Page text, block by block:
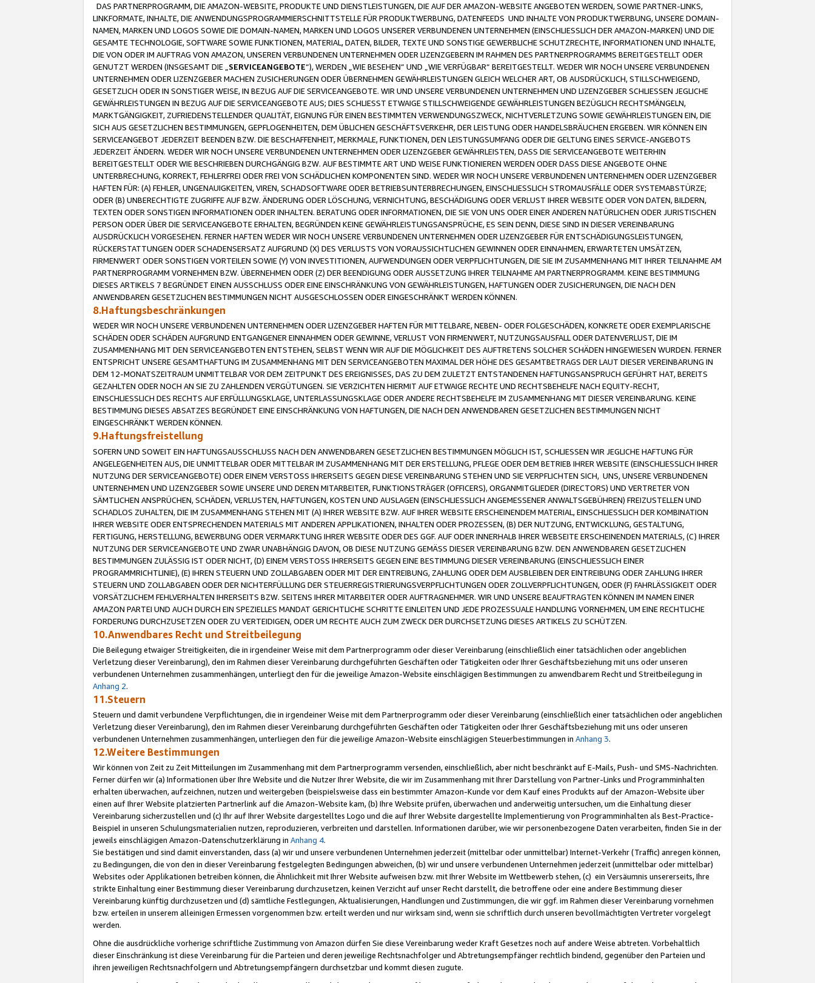
DAS PARTNERPROGRAMM, DIE AMAZON-WEBSITE, PRODUKTE UND DIENSTLEISTUNGEN, DIE AUF DER AMAZON-WEBSITE ANGEBOTEN WERDEN, SOWIE PARTNER-LINKS,
LINKFORMATE, INHALTE, DIE ANWENDUNGSPROGRAMMIERSCHNITTSTELLE FÜR PRODUKTWERBUNG, DATENFEEDS UND INHALTE VON PRODUKTWERBUNG, UNSERE DOMAIN-
NAMEN, MARKEN UND LOGOS SOWIE DIE DOMAIN-NAMEN, MARKEN UND LOGOS UNSERER VERBUNDENEN UNTERNEHMEN (EINSCHLIESSLICH DER AMAZON-MARKEN) UND DIE
GESAMTE TECHNOLOGIE, SOFTWARE SOWIE FUNKTIONEN, MATERIAL, DATEN, BILDER, TEXTE UND SONSTIGE GEWERBLICHE SCHUTZRECHTE, INFORMATIONEN UND INHALTE,
DIE VON ODER IM AUFTRAG VON AMAZON, UNSEREN VERBUNDENEN UNTERNEHMEN ODER LIZENZGEBERN IM RAHMEN DES PARTNERPROGRAMMS BEREITGESTELLT ODER
GENUTZT WERDEN (INSGESAMT DIE „ SERVICEANGEBOTE“), WERDEN „WIE BESEHEN“ UND „WIE VERFÜGBAR“ BEREITGESTELLT. WEDER WIR NOCH UNSERE VERBUNDENEN
UNTERNEHMEN ODER LIZENZGEBER MACHEN ZUSICHERUNGEN ODER ÜBERNEHMEN GEWÄHRLEISTUNGEN GLEICH WELCHER ART, OB AUSDRÜCKLICH, STILLSCHWEIGEND,
GESETZLICH ODER IN SONSTIGER WEISE, IN BEZUG AUF DIE SERVICEANGEBOTE. WIR UND UNSERE VERBUNDENEN UNTERNEHMEN UND LIZENZGEBER SCHLIESSEN JEGLICHE
GEWÄHRLEISTUNGEN IN BEZUG AUF DIE SERVICEANGEBOTE AUS; DIES SCHLIESST ETWAIGE STILLSCHWEIGENDE GEWÄHRLEISTUNGEN BEZÜGLICH RECHTSMÄNGELN,
MARKTGÄNGIGKEIT, ZUFRIEDENSTELLENDER QUALITÄT, EIGNUNG FÜR EINEN BESTIMMTEN VERWENDUNGSZWECK, NICHTVERLETZUNG SOWIE GEWÄHRLEISTUNGEN EIN, DIE
SICH AUS GESETZLICHEN BESTIMMUNGEN, GEPFLOGENHEITEN, DEM ÜBLICHEN GESCHÄFTSVERKEHR, DER LEISTUNG ODER HANDELSBRÄUCHEN ERGEBEN. WIR KÖNNEN EIN
SERVICEANGEBOT JEDERZEIT BEENDEN BZW. DIE BESCHAFFENHEIT, MERKMALE, FUNKTIONEN, DEN LEISTUNGSUMFANG ODER DIE GELTUNG EINES SERVICE-ANGEBOTS
JEDERZEIT ÄNDERN. WEDER WIR NOCH UNSERE VERBUNDENEN UNTERNEHMEN ODER LIZENZGEBER GEWÄHRLEISTEN, DASS DIE SERVICEANGEBOTE WEITERHIN
BEREITGESTELLT ODER WIE BESCHRIEBEN DURCHGÄNGIG BZW. AUF BESTIMMTE ART UND WEISE FUNKTIONIEREN WERDEN ODER DASS DIESE ANGEBOTE OHNE
UNTERBRECHUNG, KORREKT, FEHLERFREI ODER FREI VON SCHÄDLICHEN KOMPONENTEN SIND. WEDER WIR NOCH UNSERE VERBUNDENEN UNTERNEHMEN ODER LIZENZGEBER
HAFTEN FÜR: (A) FEHLER, UNGENAUIGKEITEN, VIREN, SCHADSOFTWARE ODER BETRIEBSUNTERBRECHUNGEN, EINSCHLIESSLICH STROMAUSFÄLLE ODER SYSTEMABSTÜRZE;
ODER (B) UNBERECHTIGTE ZUGRIFFE AUF BZW. ÄNDERUNG ODER LÖSCHUNG, VERNICHTUNG, BESCHÄDIGUNG ODER VERLUST IHRER WEBSITE ODER VON DATEN, BILDERN,
TEXTEN ODER SONSTIGEN INFORMATIONEN ODER INHALTEN. BERATUNG ODER INFORMATIONEN, DIE SIE VON UNS ODER EINER ANDEREN NATÜRLICHEN ODER JURISTISCHEN
PERSON ODER ÜBER DIE SERVICEANGEBOTE ERHALTEN, BEGRÜNDEN KEINE GEWÄHRLEISTUNGSANSPRÜCHE, ES SEIN DENN, DIESE SIND IN DIESER VEREINBARUNG
AUSDRÜCKLICH VORGESEHEN. FERNER HAFTEN WEDER WIR NOCH UNSERE VERBUNDENEN UNTERNEHMEN ODER LIZENZGEBER FÜR ENTSCHÄDIGUNGSLEISTUNGEN,
RÜCKERSTATTUNGEN ODER SCHADENSERSATZ AUFGRUND (X) DES VERLUSTS VON VORAUSSICHTLICHEN GEWINNEN ODER EINNAHMEN, ERWARTETEN UMSÄTZEN,
FIRMENWERT ODER SONSTIGEN VORTEILEN SOWIE (Y) VON INVESTITIONEN, AUFWENDUNGEN ODER VERPFLICHTUNGEN, DIE SIE IM ZUSAMMENHANG MIT IHRER TEILNAHME AM
PARTNERPROGRAMM VORNEHMEN BZW. ÜBERNEHMEN ODER (Z) DER BEENDIGUNG ODER AUSSETZUNG IHRER TEILNAHME AM PARTNERPROGRAMM. KEINE BESTIMMUNG
DIESES ARTIKELS 7 BEGRÜNDET EINEN AUSSCHLUSS ODER EINE EINSCHRÄNKUNG VON GEWÄHRLEISTUNGEN, HAFTUNGEN ODER ZUSICHERUNGEN, DIE NACH DEN
ANWENDBAREN GESETZLICHEN BESTIMMUNGEN NICHT AUSGESCHLOSSEN ODER EINGESCHRÄNKT WERDEN KÖNNEN.
8.Haftungsbeschränkungen
WEDER WIR NOCH UNSERE VERBUNDENEN UNTERNEHMEN ODER LIZENZGEBER HAFTEN FÜR MITTELBARE, NEBEN- ODER FOLGESCHÄDEN, KONKRETE ODER EXEMPLARISCHE
SCHÄDEN ODER SCHÄDEN AUFGRUND ENTGANGENER EINNAHMEN ODER GEWINNE, VERLUST VON FIRMENWERT, NUTZUNGSAUSFALL ODER DATENVERLUST, DIE IM
ZUSAMMENHANG MIT DEN SERVICEANGEBOTEN ENTSTEHEN, SELBST WENN WIR AUF DIE MÖGLICHKEIT DES AUFTRETENS SOLCHER SCHÄDEN HINGEWIESEN WURDEN. FERNER
ENTSPRICHT UNSERE GESAMTHAFTUNG IM ZUSAMMENHANG MIT DEN SERVICEANGEBOTEN MAXIMAL DER HÖHE DES GESAMTBETRAGS DER LAUT DIESER VEREINBARUNG IN
DEM 12-MONATSZEITRAUM UNMITTELBAR VOR DEM ZEITPUNKT DES EREIGNISSES, DAS ZU DEM ZULETZT ENTSTANDENEN HAFTUNGSANSPRUCH GEFÜHRT HAT, BEREITS
GEZAHLTEN ODER NOCH AN SIE ZU ZAHLENDEN VERGÜTUNGEN. SIE VERZICHTEN HIERMIT AUF ETWAIGE RECHTE UND RECHTSBEHELFE NACH EQUITY-RECHT,
EINSCHLIESSLICH DES RECHTS AUF ERFÜLLUNGSKLAGE, UNTERLASSUNGSKLAGE ODER ANDERE RECHTSBEHELFE IM ZUSAMMENHANG MIT DIESER VEREINBARUNG. KEINE
BESTIMMUNG DIESES ABSATZES BEGRÜNDET EINE EINSCHRÄNKUNG VON HAFTUNGEN, DIE NACH DEN ANWENDBAREN GESETZLICHEN BESTIMMUNGEN NICHT
EINGESCHRÄNKT WERDEN KÖNNEN.
9.Haftungsfreistellung
SOFERN UND SOWEIT EIN HAFTUNGSAUSSCHLUSS NACH DEN ANWENDBAREN GESETZLICHEN BESTIMMUNGEN MÖGLICH IST, SCHLIESSEN WIR JEGLICHE HAFTUNG FÜR
ANGELEGENHEITEN AUS, DIE UNMITTELBAR ODER MITTELBAR IM ZUSAMMENHANG MIT DER ERSTELLUNG, PFLEGE ODER DEM BETRIEB IHRER WEBSITE (EINSCHLIESSLICH IHRER
NUTZUNG DER SERVICEANGEBOTE) ODER EINEM VERSTOSS IHRERSEITS GEGEN DIESE VEREINBARUNG STEHEN UND SIE VERPFLICHTEN SICH, UNS, UNSERE VERBUNDENEN
UNTERNEHMEN UND LIZENZGEBER SOWIE UNSERE UND DEREN MITARBEITER, FUNKTIONSTRÄGER (OFFICERS), ORGANMITGLIEDER (DIRECTORS) UND VERTRETER VON
SÄMTLICHEN ANSPRÜCHEN, SCHÄDEN, VERLUSTEN, HAFTUNGEN, KOSTEN UND AUSLAGEN (EINSCHLIESSLICH ANGEMESSENER ANWALTSGEBÜHREN) FREIZUSTELLEN UND
SCHADLOS ZUHALTEN, DIE IM ZUSAMMENHANG STEHEN MIT (A) IHRER WEBSITE BZW. AUF IHRER WEBSITE ERSCHEINENDEM MATERIAL, EINSCHLIESSLICH DER KOMBINATION
IHRER WEBSITE ODER ENTSPRECHENDEN MATERIALS MIT ANDEREN APPLIKATIONEN, INHALTEN ODER PROZESSEN, (B) DER NUTZUNG, ENTWICKLUNG, GESTALTUNG,
FERTIGUNG, HERSTELLUNG, BEWERBUNG ODER VERMARKTUNG IHRER WEBSITE ODER DES GGF. AUF ODER INNERHALB IHRER WEBSEITE ERSCHEINENDEN MATERIALS, (C) IHRER
NUTZUNG DER SERVICEANGEBOTE UND ZWAR UNABHÄNGIG DAVON, OB DIESE NUTZUNG GEMÄSS DIESER VEREINBARUNG BZW. DEN ANWENDBAREN GESETZLICHEN
BESTIMMUNGEN ZULÄSSIG IST ODER NICHT, (D) EINEM VERSTOSS IHRERSEITS GEGEN EINE BESTIMMUNG DIESER VEREINBARUNG (EINSCHLIESSLICH EINER
PROGRAMMRICHTLINIE), (E) IHREN STEUERN UND ZOLLABGABEN ODER MIT DER EINTREIBUNG, ZAHLUNG ODER DEM AUSBLEIBEN DER EINTREIBUNG ODER ZAHLUNG IHRER
STEUERN UND ZOLLABGABEN ODER DER NICHTERFÜLLUNG DER STEUERREGISTRIERUNGSVERPFLICHTUNGEN ODER ZOLLVERPFLICHTUNGEN, ODER (F) FAHRLÄSSIGKEIT ODER
VORSÄTZLICHEM FEHLVERHALTEN IHRERSEITS BZW. SEITENS IHRER MITARBEITER ODER AUFTRAGNEHMER. WIR UND UNSERE BEAUFTRAGTEN KÖNNEN IM NAMEN EINER
AMAZON PARTEI UND AUCH DURCH EIN SPEZIELLES MANDAT GERICHTLICHE SCHRITTE EINLEITEN UND JEDE PROZESSUALE HANDLUNG VORNEHMEN, UM EINE RECHTLICHE
FORDERUNG DURCHZUSETZEN ODER ZU VERTEIDIGEN, ODER UM RECHTE AUCH ZUM ZWECK DER DURCHSETZUNG DIESES ARTIKELS ZU SCHÜTZEN.
10.Anwendbares Recht und Streitbeilegung
Die Beilegung etwaiger Streitigkeiten, die in irgendeiner Weise mit dem Partnerprogramm oder dieser Vereinbarung (einschließlich einer tatsächlichen oder angeblichen
Verletzung dieser Vereinbarung), den im Rahmen dieser Vereinbarung durchgeführten Geschäften oder Tätigkeiten oder Ihrer Geschäftsbeziehung mit uns oder unseren
verbundenen Unternehmen zusammenhängen, unterliegt den für die jeweilige Amazon-Website einschlägigen Bestimmungen zu anwendbarem Recht und Streitbeilegung in
Anhang 2.
11.Steuern
Steuern und damit verbundene Verpflichtungen, die in irgendeiner Weise mit dem Partnerprogramm oder dieser Vereinbarung (einschließlich einer tatsächlichen oder angeblichen
Verletzung dieser Vereinbarung), den im Rahmen dieser Vereinbarung durchgeführten Geschäften oder Tätigkeiten oder Ihrer Geschäftsbeziehung mit uns oder unseren
verbundenen Unternehmen zusammenhängen, unterliegen den für die jeweilige Amazon-Website einschlägigen Steuerbestimmungen in Anhang 3.
12.Weitere Bestimmungen
Wir können von Zeit zu Zeit Mitteilungen im Zusammenhang mit dem Partnerprogramm versenden, einschließlich, aber nicht beschränkt auf E-Mails, Push- und SMS-Nachrichten.
Ferner dürfen wir (a) Informationen über Ihre Website und die Nutzer Ihrer Website, die wir im Zusammenhang mit Ihrer Darstellung von Partner-Links und Programminhalten
erhalten überwachen, aufzeichnen, nutzen und weitergeben (beispielsweise dass ein bestimmter Amazon-Kunde vor dem Kauf eines Produkts auf der Amazon-Website über
einen auf Ihrer Website platzierten Partnerlink auf die Amazon-Website kam, (b) Ihre Website prüfen, überwachen und anderweitig untersuchen, um die Einhaltung dieser
Vereinbarung sicherzustellen und (c) Ihr auf Ihrer Website dargestelltes Logo und die auf Ihrer Website dargestellte Implementierung von Programminhalten als Best-Practice-
Beispiel in unseren Schulungsmaterialien nutzen, reproduzieren, verbreiten und darstellen. Informationen darüber, wie wir personenbezogene Daten verarbeiten, finden Sie in der
jeweils einschlägigen Amazon-Datenschutzerklärung in Anhang 4.
Sie bestätigen und sind damit einverstanden, dass (a) wir und unsere verbundenen Unternehmen jederzeit (mittelbar oder unmittelbar) Internet-Verkehr (Traffic) anregen können,
zu Bedingungen, die von den in dieser Vereinbarung festgelegten Bedingungen abweichen, (b) wir und unsere verbundenen Unternehmen jederzeit (unmittelbar oder mittelbar)
Websites oder Applikationen betreiben können, die Ähnlichkeit mit Ihrer Website aufweisen bzw. mit Ihrer Website im Wettbewerb stehen, (c) ein Versäumnis unsererseits, Ihre
strikte Einhaltung einer Bestimmung dieser Vereinbarung durchzusetzen, keinen Verzicht auf unser Recht darstellt, die betroffene oder eine andere Bestimmung dieser
Vereinbarung künftig durchzusetzen und (d) sämtliche Festlegungen, Aktualisierungen, Handlungen und Zustimmungen, die wir ggf. im Rahmen dieser Vereinbarung vornehmen
bzw. erteilen in unserem alleinigen Ermessen vorgenommen bzw. erteilt werden und nur wirksam sind, wenn sie schriftlich durch unseren bevollmächtigten Vertreter vorgelegt
werden.
Ohne die ausdrückliche vorherige schriftliche Zustimmung von Amazon dürfen Sie diese Vereinbarung weder Kraft Gesetzes noch auf andere Weise abtreten. Vorbehaltlich
dieser Einschränkung ist diese Vereinbarung für die Parteien und deren jeweilige Rechtsnachfolger und Abtretungsempfänger rechtlich bindend, gegenüber den Parteien und
ihren jeweiligen Rechtsnachfolgern und Abtretungsempfängern durchsetzbar und kommt diesen zugute.